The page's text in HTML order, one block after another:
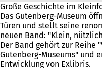
Große Geschichte im
Das Gutenberg-Museum
Türen und stellt seine
neuen Band: "Klein,
Der Band gehört zur Reihe
Gutenberg-Museums" und
Entwicklung von Exlibris.